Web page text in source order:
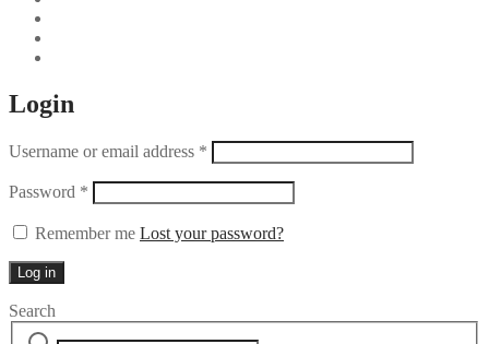
Login
Username or email address *
Password *
Remember me Lost your password?
Log in
Search
Search